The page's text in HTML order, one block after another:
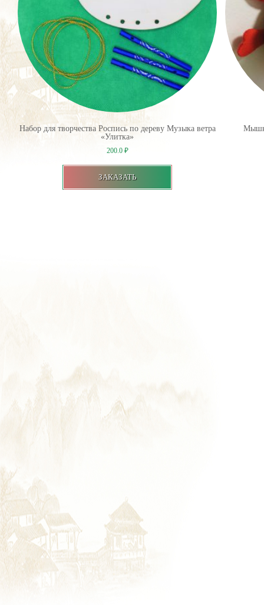
Набор для творчества Роспись по дереву Музыка ветра
«Улитка»
200.0 ₽
ЗАКАЗАТЬ